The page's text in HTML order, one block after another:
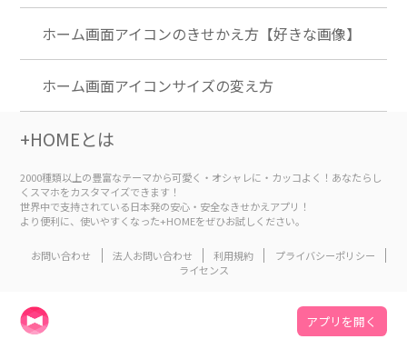
ホーム画面アイコンのきせかえ方【好きな画像】
ホーム画面アイコンサイズの変え方
+HOMEとは
2000種類以上の豊富なテーマから可愛く・オシャレに・カッコよく！あなたらし
くスマホをカスタマイズできます！
世界中で支持されている日本発の安心・安全なきせかえアプリ！
より便利に、使いやすくなった+HOMEをぜひお試しください。
お問い合わせ 法人お問い合わせ 利用規約
プライバシーポリシー
ライセンス
アプリを開く